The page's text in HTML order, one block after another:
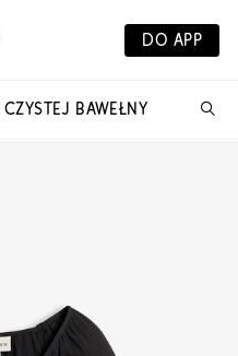
DO APP
BAWEŁNY